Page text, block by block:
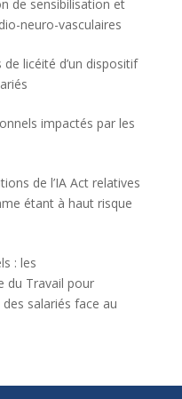
de sensibilisation et
neuro-vasculaires
licéité d’un dispositif
impactés par les
de l’IA Act relatives
étant à haut risque
: les
du Travail pour
salariés face au